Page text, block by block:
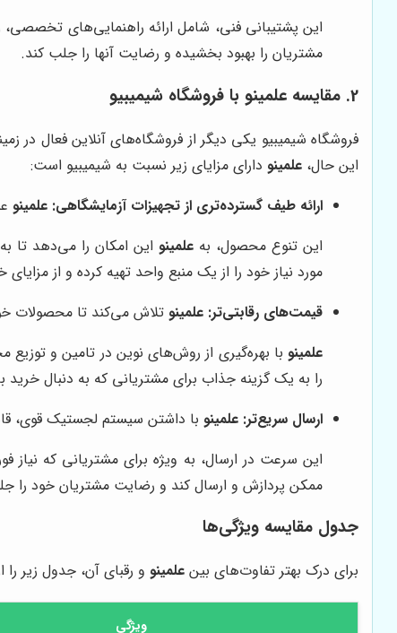
این پشتیبانی فنی، شامل ارائه راهنمایی‌های تخصصی،
مشتریان را بهبود بخشیده و رضایت آنها را جلب کند.
2. مقایسه علمینو با فروشگاه شیمیبیو
فروشگاه شیمیبیو یکی دیگر از فروشگاه‌های آنلاین فعال در
این حال، علمینو دارای مزایای زیر نسبت به شیمیبیو است:
ارائه طیف گسترده‌تری از تجهیزات آزمایشگاهی: علمینو
این تنوع محصول، به علمینو این امکان را می‌دهد تا
مورد نیاز خود را از یک منبع واحد تهیه کرده و از
قیمت‌های رقابتی‌تر: علمینو تلاش می‌کند تا محصولات
علمینو با بهره‌گیری از روش‌های نوین در تامین و
را به یک گزینه جذاب برای مشتریانی که به دنبال
ارسال سریع‌تر: علمینو با داشتن سیستم لجستیک قوی،
این سرعت در ارسال، به ویژه برای مشتریانی که
ممکن پردازش و ارسال کند و رضایت مشتریان خود را
جدول مقایسه ویژگی‌ها
برای درک بهتر تفاوت‌های بین علمینو و رقبای آن، جدول زیر را
ویژگی